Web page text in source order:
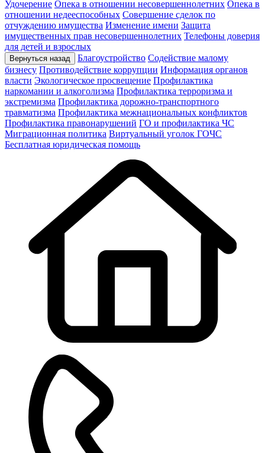
Удочерение Опека в отношении несовершеннолетних Опека в
отношении недееспособных Совершение сделок по
отчуждению имущества Изменение имени Защита
имущественных прав несовершеннолетних Телефоны доверия
для детей и взрослых
Вернуться назад Благоустройство Содействие малому
бизнесу Противодействие коррупции Информация органов
власти Экологическое просвещение Профилактика
наркомании и алкоголизма Профилактика терроризма и
экстремизма Профилактика дорожно-транспортного
травматизма Профилактика межнациональных конфликтов
Профилактика правонарушений ГО и профилактика ЧС
Миграционная политика Виртуальный уголок ГОЧС
Бесплатная юридическая помощь